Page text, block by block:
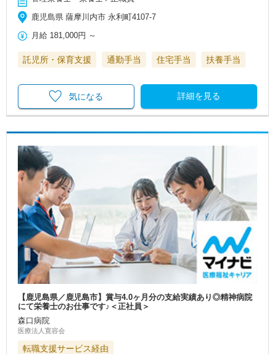
鹿児島県 薩摩川内市 永利町4107-7
月給 181,000円 ～
託児所・保育支援 通勤手当 住宅手当 扶養手当
詳細を見る
気になる
【鹿児島県／鹿児島市】賞与4.0ヶ月分の支給実績あり◎精神病院
にて栄養士のお仕事です♪＜正社員＞
森口病院
医療法人寛容会
転職支援サービス経由